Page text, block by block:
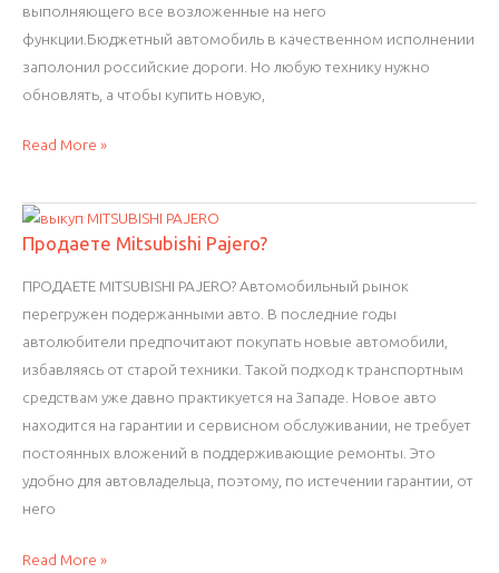
выполняющего все возложенные на него
функции.Бюджетный автомобиль в качественном исполнении
заполонил российские дороги. Но любую технику нужно
обновлять, а чтобы купить новую,
Продаете
Transporter?
Read More »
Продаете Mitsubishi Pajero?
ПРОДАЕТЕ MITSUBISHI PAJERO? Автомобильный рынок
перегружен подержанными авто. В последние годы
автолюбители предпочитают покупать новые автомобили,
избавляясь от старой техники. Такой подход к транспортным
средствам уже давно практикуется на Западе. Новое авто
находится на гарантии и сервисном обслуживании, не требует
постоянных вложений в поддерживающие ремонты. Это
удобно для автовладельца, поэтому, по истечении гарантии, от
него
Продаете
Read More »